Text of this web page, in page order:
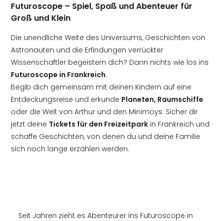
Futuroscope – Spiel, Spaß und Abenteuer für
Groß und Klein
Die unendliche Weite des Universums, Geschichten von
Astronauten und die Erfindungen verrückter
Wissenschaftler begeistern dich? Dann nichts wie los ins
Futuroscope in Frankreich.
Begib dich gemeinsam mit deinen Kindern auf eine
Entdeckungsreise und erkunde Planeten, Raumschiffe
oder die Welt von Arthur und den Minimoys. Sicher dir
jetzt deine Tickets für den Freizeitpark in Frankreich und
schaffe Geschichten, von denen du und deine Familie
sich noch lange erzählen werden.
Seit Jahren zieht es Abenteurer ins Futuroscope in